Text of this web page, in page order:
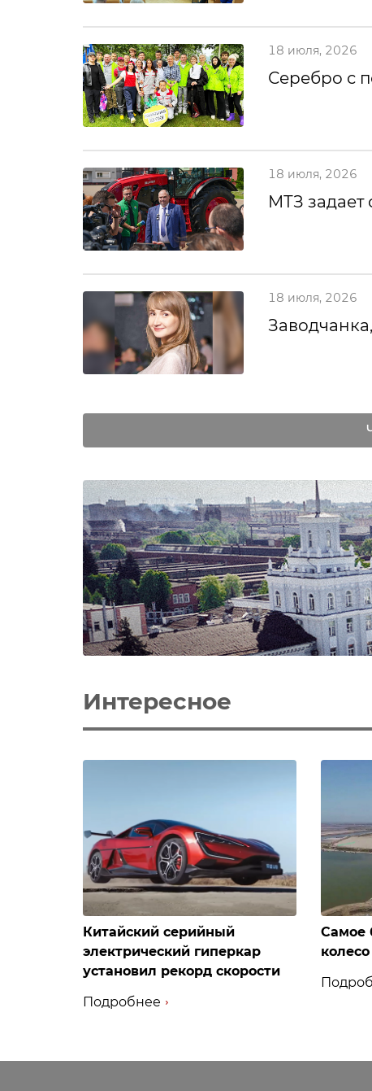
18 июля, 2026
Серебро с
18 июля, 2026
МТЗ задает
18 июля, 2026
Интересное
Китайский серийный
электрический гиперкар
установил рекорд скорости
Подробнее
Самое